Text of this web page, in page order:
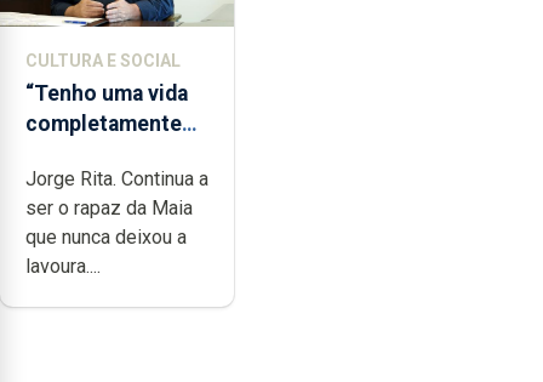
CULTURA E SOCIAL
“Tenho uma vida
completamente
dedicação, gosto
e muita paixão”
Jorge Rita. Continua a
ser o rapaz da Maia
que nunca deixou a
lavoura....